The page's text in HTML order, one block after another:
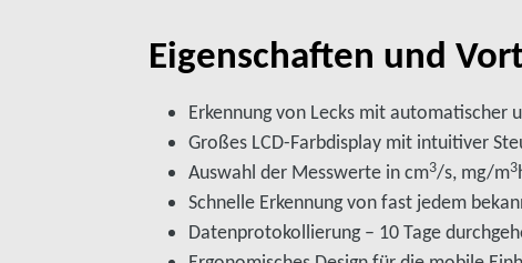
Eigenschaften und
Erkennung von Lecks mit automatischer
Großes LCD-Farbdisplay mit intuitiver
Auswahl der Messwerte in cm3/s, mg/m3
Schnelle Erkennung von fast jedem
Datenprotokollierung – 10 Tage